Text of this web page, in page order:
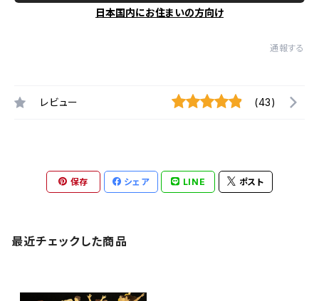
日本国内にお住まいの方向け
通報する
レビュー (43)
保存 シェア LINE ポスト
最近チェックした商品